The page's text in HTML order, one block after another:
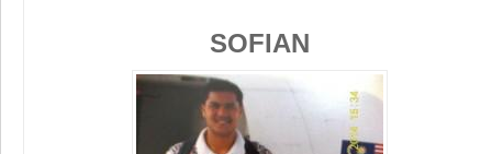
SOFIAN